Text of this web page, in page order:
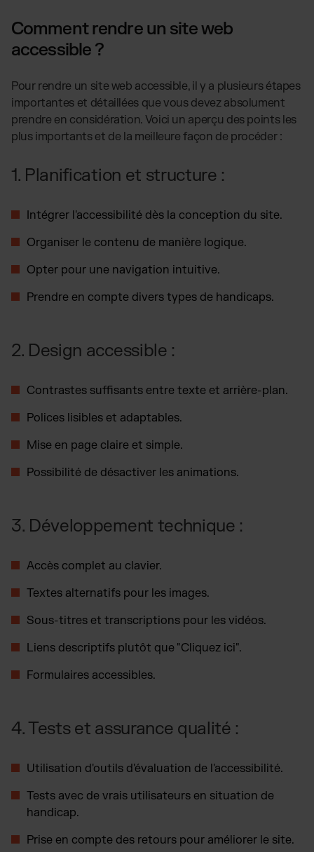
Comment rendre un site web
accessible ?
Pour rendre un site web accessible, il y a plusieurs étapes
importantes et détaillées que vous devez absolument
prendre en considération. Voici un aperçu des points les
plus importants et de la meilleure façon de procéder :
1. Planification et structure :
Intégrer l'accessibilité dès la conception du site.
Organiser le contenu de manière logique.
Opter pour une navigation intuitive.
Prendre en compte divers types de handicaps.
2. Design accessible :
Contrastes suffisants entre texte et arrière-plan.
Polices lisibles et adaptables.
Mise en page claire et simple.
Possibilité de désactiver les animations.
3. Développement technique :
Accès complet au clavier.
Textes alternatifs pour les images.
Sous-titres et transcriptions pour les vidéos.
Liens descriptifs plutôt que "Cliquez ici".
Formulaires accessibles.
4. Tests et assurance qualité :
Utilisation d'outils d'évaluation de l'accessibilité.
Tests avec de vrais utilisateurs en situation de
handicap.
Prise en compte des retours pour améliorer le site.